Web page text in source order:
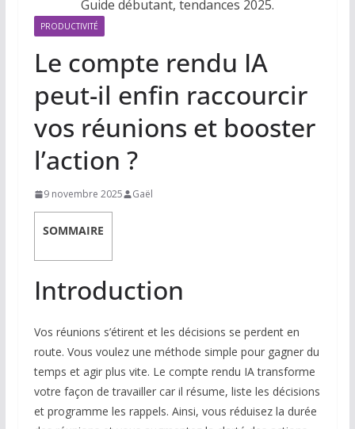
PRODUCTIVITÉ
Le compte rendu IA
peut-il enfin raccourcir
vos réunions et booster
l’action ?
9 novembre 2025 Gaël
SOMMAIRE
Introduction
Vos réunions s’étirent et les décisions se perdent en
route. Vous voulez une méthode simple pour gagner du
temps et agir plus vite. Le compte rendu IA transforme
votre façon de travailler car il résume, liste les décisions
et programme les rappels. Ainsi, vous réduisez la durée